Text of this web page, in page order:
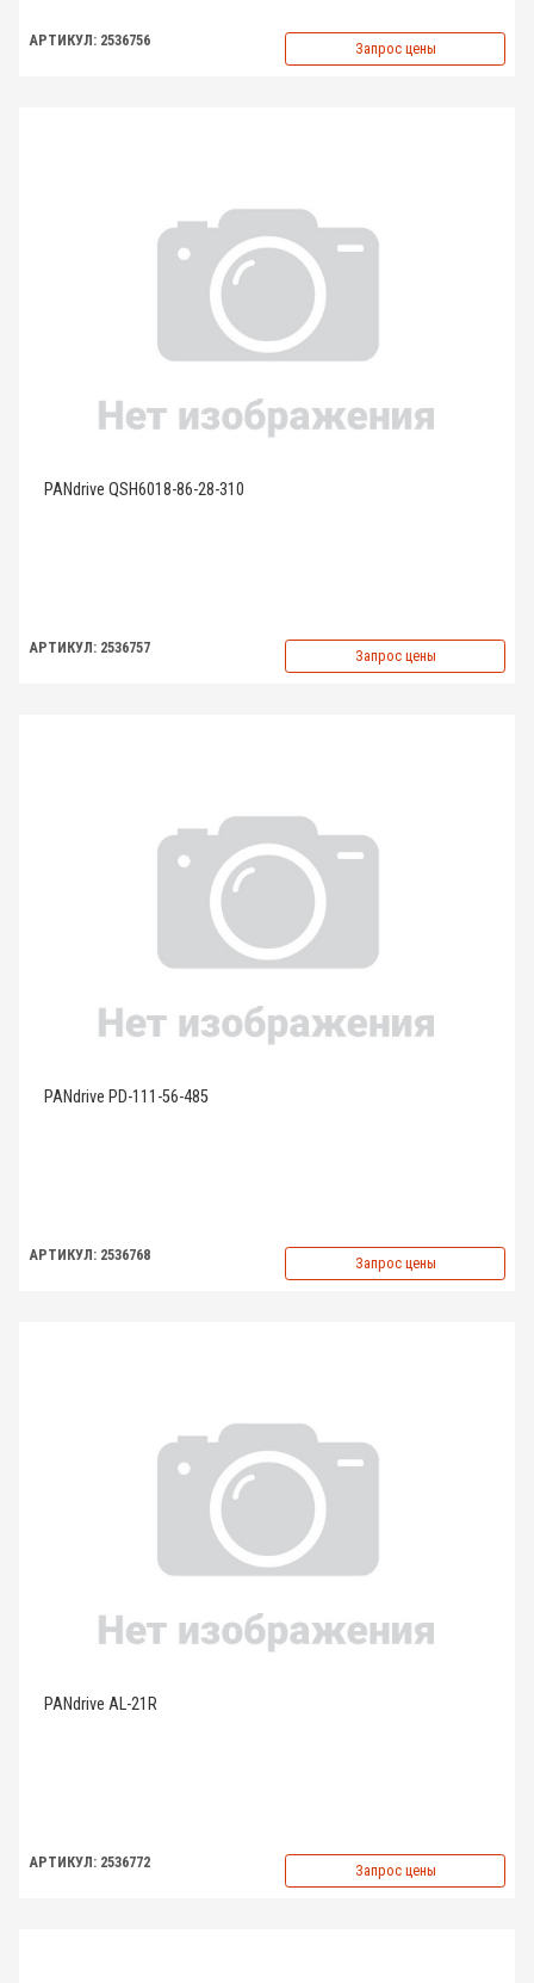
АРТИКУЛ: 2536756 Запрос цены
PANdrive QSH6018-86-28-310
АРТИКУЛ: 2536757 Запрос цены
PANdrive PD-111-56-485
АРТИКУЛ: 2536768 Запрос цены
PANdrive AL-21R
АРТИКУЛ: 2536772 Запрос цены